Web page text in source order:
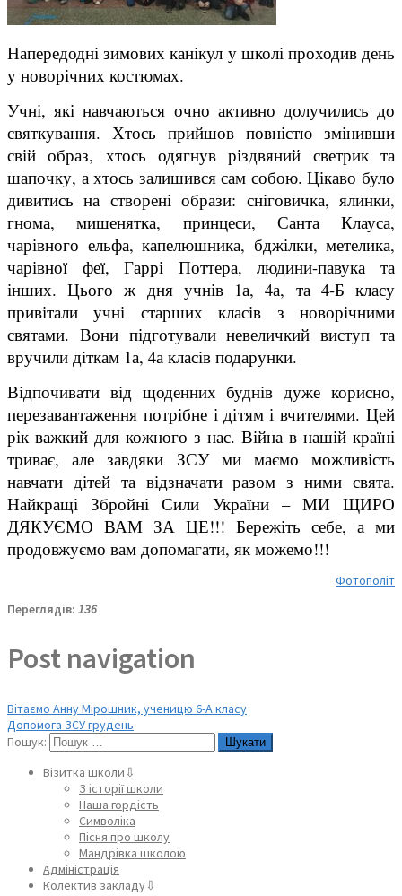
Напередодні зимових канікул у школі проходив день
у новорічних костюмах.
Учні, які навчаються очно активно долучились до
святкування. Хтось прийшов повністю змінивши
свій образ, хтось одягнув різдвяний светрик та
шапочку, а хтось залишився сам собою. Цікаво було
дивитись на створені образи: сніговичка, ялинки,
гнома, мишенятка, принцеси, Санта Клауса,
чарівного ельфа, капелюшника, бджілки, метелика,
чарівної феї, Гаррі Поттера, людини-павука та
інших. Цього ж дня учнів 1а, 4а, та 4-Б класу
привітали учні старших класів з новорічними
святами. Вони підготували невеличкий виступ та
вручили діткам 1а, 4а класів подарунки.
Відпочивати від щоденних буднів дуже корисно,
перезавантаження потрібне і дітям і вчителями. Цей
рік важкий для кожного з нас. Війна в нашій країні
триває, але завдяки ЗСУ ми маємо можливість
навчати дітей та відзначати разом з ними свята.
Найкращі Збройні Сили України – МИ ЩИРО
ДЯКУЄМО ВАМ ЗА ЦЕ!!! Бережіть себе, а ми
продовжуємо вам допомагати, як можемо!!!
Фотополіт
Переглядів: 136
Post navigation
Вітаємо Анну Мірошник, ученицю 6-А класу
Допомога ЗСУ грудень
Пошук:
Візитка школи⇩
З історії школи
Наша гордість
Символіка
Пісня про школу
Мандрівка школою
Адміністрація
Колектив закладу⇩